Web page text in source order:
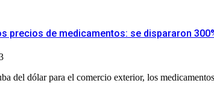
precios de medicamentos: se dispararon
del dólar para el comercio exterior, los